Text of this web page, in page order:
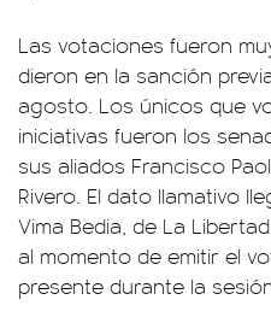
Las votaciones fueron
dieron en la sanción
agosto. Los únicos que
iniciativas fueron los
sus aliados Francisco
Rivero. El dato llamativo
Vima Bedia, de La
al momento de emitir el
presente durante la